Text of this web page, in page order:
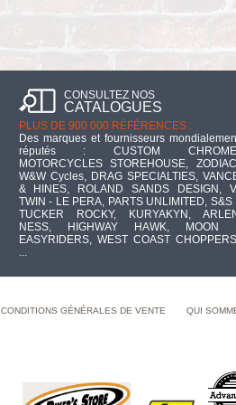
CONSULTEZ NOS
CATALOGUES
PLUS DE 900 000 RÉFÉRENCES :
Des marques et fournisseurs
réputés : CUSTOM
MOTORCYCLES STOREHOUSE,
W&W Cycles, DRAG SPECIALTIES,
& HINES, ROLAND SANDS DESIGN,
TWIN - LE PERA, PARTS UNLIMITED, S&S
TUCKER ROCKY, KURYAKYN,
NESS, HIGHWAY HAWK, MOON
EASYRIDERS, WEST COAST
CONDITIONS GÉNÉRALES DE VENTE QUI